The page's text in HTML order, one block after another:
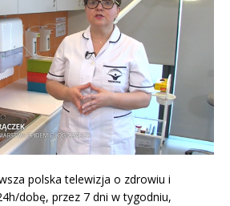
polska telewizja o zdrowiu i
dobę, przez 7 dni w tygodniu,